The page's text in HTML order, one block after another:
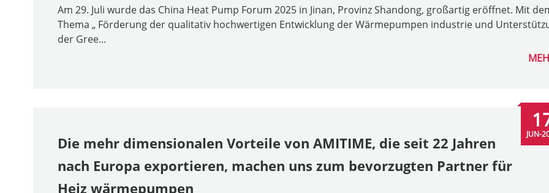
Am 29. Juli wurde das China Heat Pump Forum 2025 in Jinan, Provinz Shandong, großartig eröffnet. Mit
Thema „ Förderung der qualitativ hochwertigen Entwicklung der Wärmepumpen industrie und
der Gree...
Die mehr dimensionalen Vorteile von AMITIME, die seit 22 Jahren
nach Europa exportieren, machen uns zum bevorzugten Partner für
Heiz wärmepumpen
JUN-